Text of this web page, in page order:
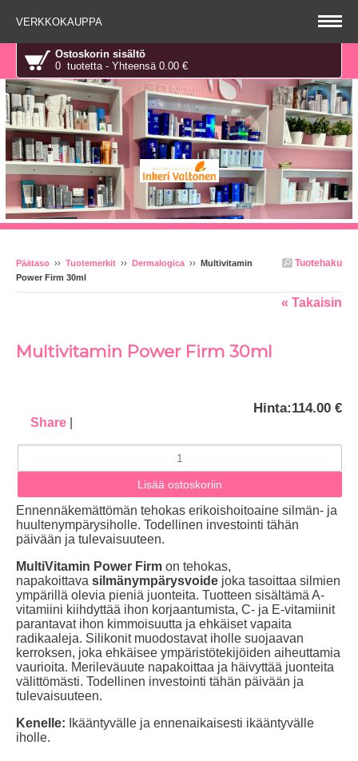
VERKKOKAUPPA
Ostoskorin sisältö
0 tuotetta - Yhteensä 0.00 €
Tuotehaku
Päätaso ›› Tuotemerkit ›› Dermalogica››
Multivitamin
Power Firm 30ml
« Takaisin
Multivitamin Power Firm 30ml
Share
Hinta:114.00 €
Ennennäkemättömän tehokas erikoishoitoaine silmän- ja
huultenympärysiholle. Todellinen investointi tähän
päivään ja tulevaisuuteen.
MultiVitamin Power Firm on tehokas,
napakoittava silmänympärysvoide joka tasoittaa silmien
ympärillä olevia pieniä juonteita. Tuotteen sisältämä A-
vitamiini kiihdyttää ihon korjaantumista, C- ja E-vitamiinit
parantavat ihon kimmoisuutta ja ehkäiset vapaita
radikaaleja. Silikonit muodostavat iholle suojaavan
kerroksen, joka ehkäisee ympäristötekijöiden aiheuttamia
vaurioita. Merileväuute napakoittaa ja häivyttää juonteita
välittömästi. Todellinen investointi tähän päivään ja
tulevaisuuteen.
Kenelle: Ikääntyvälle ja ennenaikaisesti ikääntyvälle
iholle.